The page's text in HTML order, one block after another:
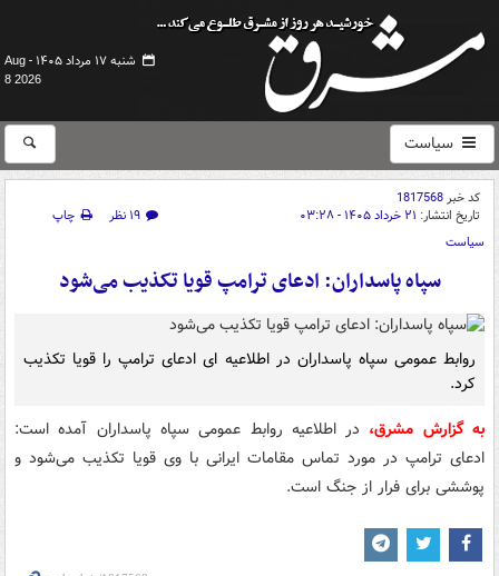
شنبه ۱۷ مرداد ۱۴۰۵ -
Aug
8 2026
سیاست
کد خبر1817568
تاریخ انتشار: ۲۱ خرداد ۱۴۰۵ - ۰۳:۲۸ ۱۹ نظر
چاپ
سیاست
سپاه پاسداران: ادعای ترامپ قویا تکذیب می‌شود
روابط عمومی سپاه پاسداران در اطلاعیه ای ادعای ترامپ را قویا تکذیب
کرد.
به گزارش مشرق، در اطلاعیه روابط عمومی سپاه پاسداران آمده است:
ادعای ترامپ در مورد تماس مقامات ایرانی با وی قویا تکذیب می‌شود و
پوششی برای فرار از جنگ است.